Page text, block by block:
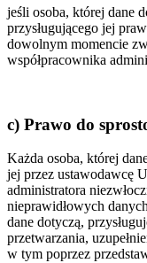
jeśli osoba, której dane
przysługującego jej
dowolnym momencie
współpracownika
c) Prawo do
Każda osoba, której
jej przez ustawodawcę
administratora
nieprawidłowych
dane dotyczą,
przetwarzania,
w tym poprzez